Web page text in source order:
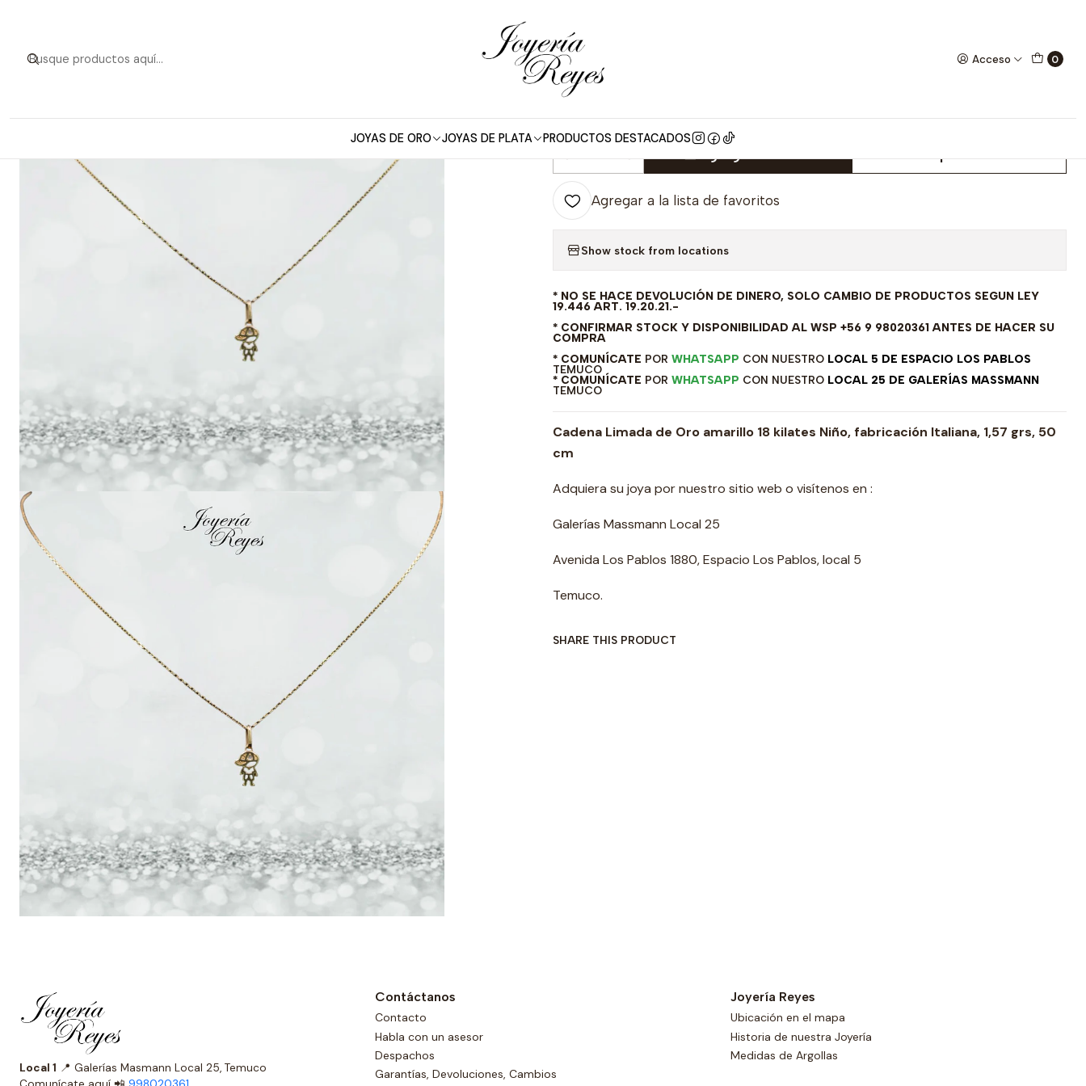
Acceso 0
JOYAS DE ORO JOYAS DE PLATA PRODUCTOS DESTACADOS
|
Cadena Limada de Oro amarillo 18 kilates
Niño, fabricación Italiana, 1,57 grs, 50 cm
Cantidad
Agregar a la lista de favoritos
Show stock from locations
* NO SE HACE DEVOLUCIÓN DE DINERO, SOLO CAMBIO DE PRODUCTOS SEGUN LEY
19.446 ART. 19.20.21.-
* CONFIRMAR STOCK Y DISPONIBILIDAD AL WSP +56 9 98020361 ANTES DE HACER SU
COMPRA
* COMUNÍCATE POR WHATSAPP CON NUESTRO LOCAL 5 DE ESPACIO LOS PABLOS
TEMUCO
* COMUNÍCATE POR WHATSAPP CON NUESTRO LOCAL 25 DE GALERÍAS MASSMANN
TEMUCO
Cadena Limada de Oro amarillo 18 kilates Niño, fabricación Italiana, 1,57 grs, 50
cm
Adquiera su joya por nuestro sitio web o visítenos en :
Galerías Massmann Local 25
Avenida Los Pablos 1880, Espacio Los Pablos, local 5
Temuco.
SHARE THIS PRODUCT
Local 1 📍 Galerías Masmann Local 25, Temuco
Contáctanos
Contacto
Habla con un asesor
Despachos
Garantías, Devoluciones, Cambios
Joyería Reyes
Ubicación en el mapa
Historia de nuestra Joyería
Medidas de Argollas